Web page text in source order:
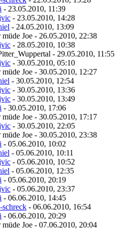
- 23.05.2010, 11:39
- 23.05.2010, 14:28
- 24.05.2010, 13:09
Joe - 26.05.2010, 22:38
- 28.05.2010, 10:38
- 29.05.2010, 11:55
- 30.05.2010, 05:10
Joe - 30.05.2010, 12:27
- 30.05.2010, 12:54
- 30.05.2010, 13:36
- 30.05.2010, 13:49
- 30.05.2010, 17:06
Joe - 30.05.2010, 17:17
- 30.05.2010, 22:05
Joe - 30.05.2010, 23:38
- 05.06.2010, 10:02
- 05.06.2010, 10:11
- 05.06.2010, 10:52
- 05.06.2010, 12:35
- 05.06.2010, 20:19
- 05.06.2010, 23:37
- 06.06.2010, 14:45
schreck - 06.06.2010, 16:54
- 06.06.2010, 20:29
Joe - 07.06.2010, 20:04